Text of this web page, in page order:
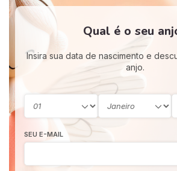
Qual é o seu
Insira sua data de nascimento e
anjo.
SEU E-MAIL